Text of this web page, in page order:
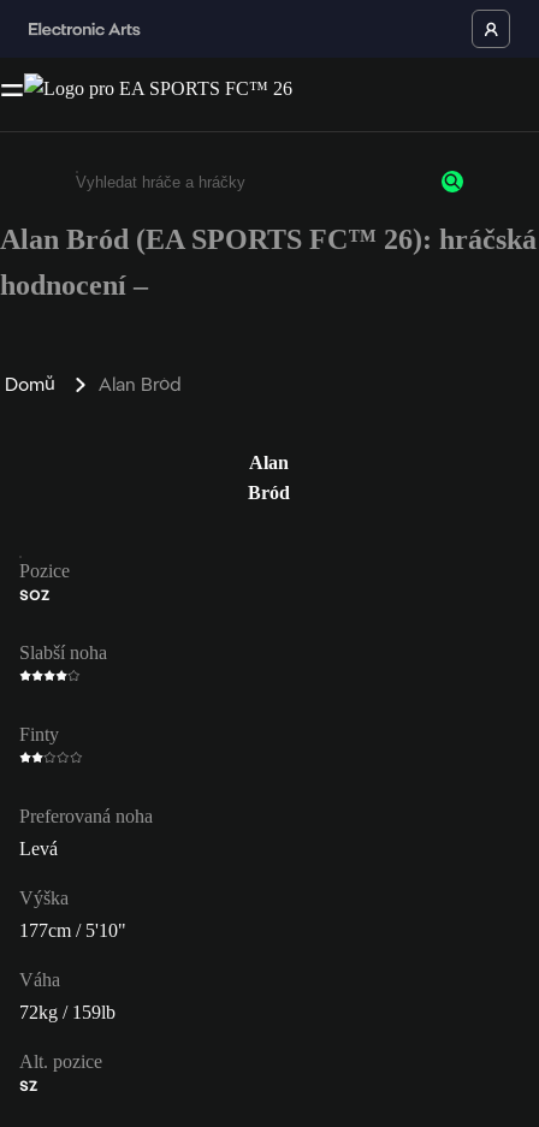
Enter a minimum of 3 characters or numbers
Alan Bród (EA SPORTS FC™ 26): hráčská
hodnocení –
Domů Alan Bród
Alan
Bród
Pozice
SOZ
Slabší noha
Finty
Preferovaná noha
Levá
Výška
177cm / 5'10"
Váha
72kg / 159lb
Alt. pozice
SZ